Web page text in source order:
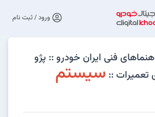
ورود / ثبت نام
فنی ایران خودرو :: پژو
سیستم